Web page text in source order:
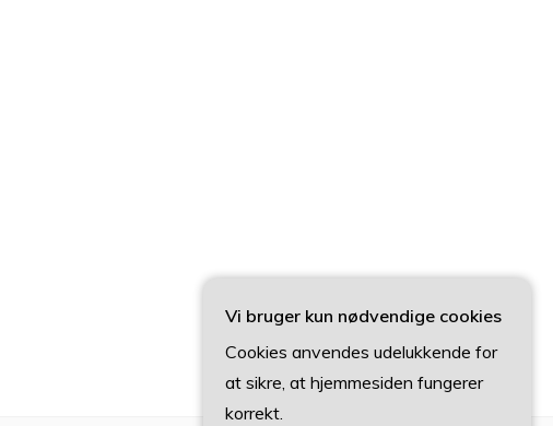
Vi bruger kun nødvendige cookies
Cookies anvendes udelukkende for
at sikre, at hjemmesiden fungerer
korrekt.